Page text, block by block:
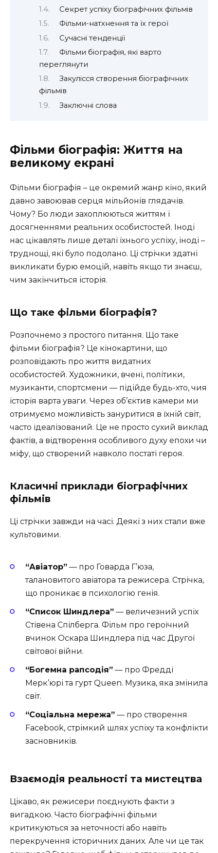
Секрет успіху біографічних фільмів
Фільми-натхнення та їх герої
Сучасні тенденції
Фільми біографія, які варто
переглянути
Закулісся створення біографічних
фільмів
Заключні слова
Фільми біографія: Життя на
великому екрані
Фільми біографія – це окремий жанр кіно, який
давно завоював серця мільйонів глядачів.
Чому? Бо люди захоплюються життям і
досягненнями реальних особистостей. Іноді
нас цікавлять лише деталі їхнього успіху, іноді –
труднощі, які було подолано. Ці стрічки здатні
викликати бурю емоцій, навіть якщо ти знаєш,
чим закінчиться історія.
Що таке фільми біографія?
Розпочнемо з простого питання. Що таке
фільми біографія? Це кінокартини, що
розповідають про життя видатних
особистостей. Художники, вчені, політики,
музиканти, спортсмени — підійде будь-хто, чия
історія варта уваги. Через об’єктив камери ми
отримуємо можливість зануритися в їхній світ,
часто ідеалізований. Це не просто сухий виклад
фактів, а відтворення особливого духу епохи чи
міфу, що створений навколо постаті героя.
Класичні приклади біографічних
фільмів
Ці стрічки завжди на часі. Деякі з них стали вже
культовими.
“Авіатор” — про Говарда Г’юза,
талановитого авіатора та режисера. Стрічка,
що проникає в психологію генія.
“Список Шиндлера” — величезний успіх
Стівена Спілберга. Фільм про героїчний
вчинок Оскара Шиндлера під час Другої
світової війни.
“Богемна рапсодія” — про Фредді
Мерк’юрі та гурт Queen. Музика, яка змінила
світ.
“Соціальна мережа” — про створення
Facebook, стрімкий шлях успіху та конфлікти
засновників.
Взаємодія реальності та мистецтва
Цікаво, як режисери поєднують факти з
вигадкою. Часто біографічні фільми
критикуються за неточності або навіть
перекручення історичних даних. Але чи це так